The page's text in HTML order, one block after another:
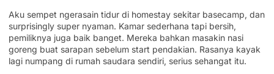
Aku sempet ngerasain tidur di homestay sekitar basecamp, dan
surprisingly super nyaman. Kamar sederhana tapi bersih,
pemiliknya juga baik banget. Mereka bahkan masakin nasi
goreng buat sarapan sebelum start pendakian. Rasanya kayak
lagi numpang di rumah saudara sendiri, serius sehangat itu.